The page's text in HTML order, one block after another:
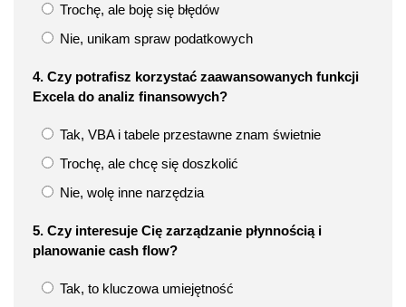
Trochę, ale boję się błędów
Nie, unikam spraw podatkowych
4. Czy potrafisz korzystać zaawansowanych funkcji
Excela do analiz finansowych?
Tak, VBA i tabele przestawne znam świetnie
Trochę, ale chcę się doszkolić
Nie, wolę inne narzędzia
5. Czy interesuje Cię zarządzanie płynnością i
planowanie cash flow?
Tak, to kluczowa umiejętność